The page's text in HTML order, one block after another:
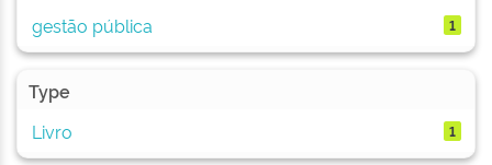
gestão pública 1
Type
Livro
1